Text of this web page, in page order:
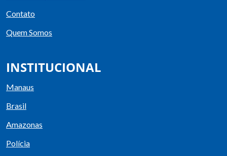
Contato
Quem Somos
INSTITUCIONAL
Manaus
Brasil
Amazonas
Polícia